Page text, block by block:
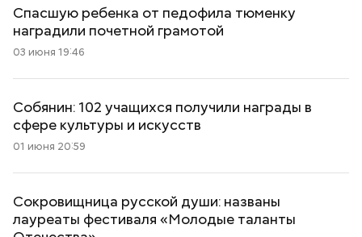
Спасшую ребенка от педофила тюменку
наградили почетной грамотой
03 июня 19:46
Собянин: 102 учащихся получили награды в
сфере культуры и искусств
01 июня 20:59
Сокровищница русской души: названы
лауреаты фестиваля «Молодые таланты